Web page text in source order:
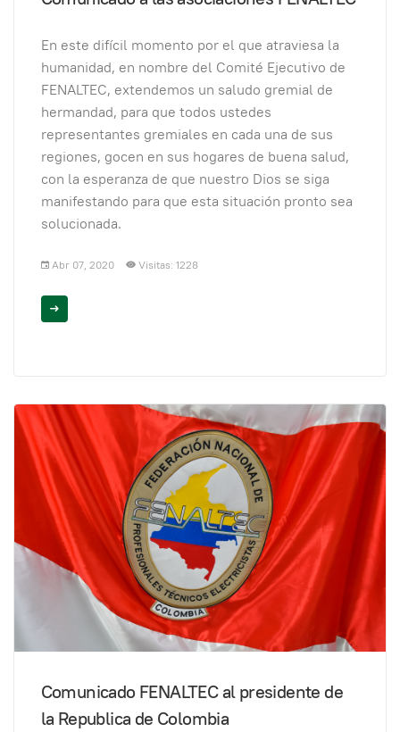
En este difícil momento por el que atraviesa la
humanidad, en nombre del Comité Ejecutivo de
FENALTEC, extendemos un saludo gremial de
hermandad, para que todos ustedes
representantes gremiales en cada una de sus
regiones, gocen en sus hogares de buena salud,
con la esperanza de que nuestro Dios se siga
manifestando para que esta situación pronto sea
solucionada.
Abr 07, 2020 Visitas: 1228
Comunicado FENALTEC al presidente de
la Republica de Colombia